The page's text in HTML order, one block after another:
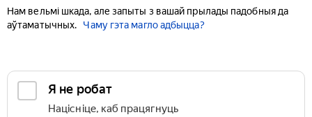
Нам вельмі шкада, але запыты з вашай прылады падобныя да
аўтаматычных.
Чаму гэта магло адбыцца?
Я не робат
Націсніце, каб працягнуць